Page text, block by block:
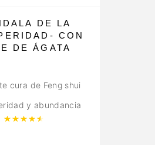
DE LA
CON
DE ÁGATA
cura de Feng shui
y abundancia
Valorado con